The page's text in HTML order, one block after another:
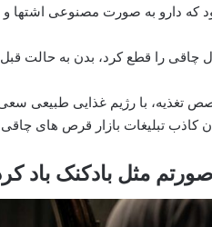
که دارو به صورت مصنوعی اشتها و
را قطع کرد، بدن به حالت
تغذیه، با رژیم غذایی طبیعی
کاذب تبلیغات بازار قرص های
مثل بادکنک باد